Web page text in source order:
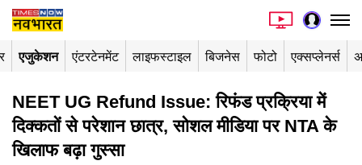
एजुकेशन एंटरटेनमेंट लाइफस्टाइल बिजनेस फोटो एक्सप्लेनर्स
NEET UG Refund Issue: रिफंड प्रक्रिया में
दिक्कतों से परेशान छात्र, सोशल मीडिया पर NTA के
खिलाफ बढ़ा गुस्सा